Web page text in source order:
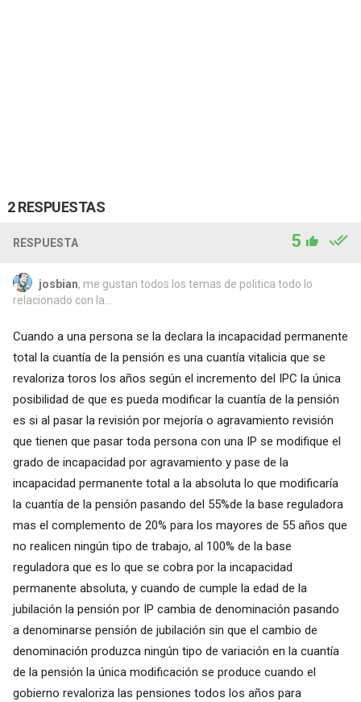
2 RESPUESTAS
RESPUESTA 5
josbian, me gustan todos los temas de politica todo lo
relacionado con la...
Cuando a una persona se la declara la incapacidad permanente
total la cuantía de la pensión es una cuantía vitalicia que se
revaloriza toros los años según el incremento del IPC la única
posibilidad de que es pueda modificar la cuantía de la pensión
es si al pasar la revisión por mejoría o agravamiento revisión
que tienen que pasar toda persona con una IP se modifique el
grado de incapacidad por agravamiento y pase de la
incapacidad permanente total a la absoluta lo que modificaría
la cuantía de la pensión pasando del 55%de la base reguladora
mas el complemento de 20% para los mayores de 55 años que
no realicen ningún tipo de trabajo, al 100% de la base
reguladora que es lo que se cobra por la incapacidad
permanente absoluta, y cuando de cumple la edad de la
jubilación la pensión por IP cambia de denominación pasando
a denominarse pensión de jubilación sin que el cambio de
denominación produzca ningún tipo de variación en la cuantía
de la pensión la única modificación se produce cuando el
gobierno revaloriza las pensiones todos los años para